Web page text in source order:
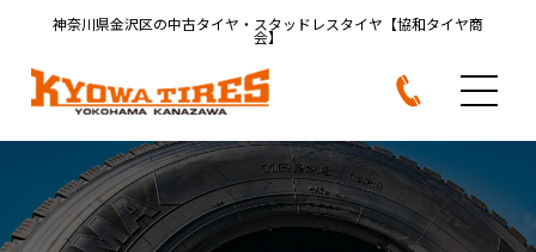
神奈川県金沢区の中古タイヤ・ スタッドレスタイヤ【協和タイヤ商
会】